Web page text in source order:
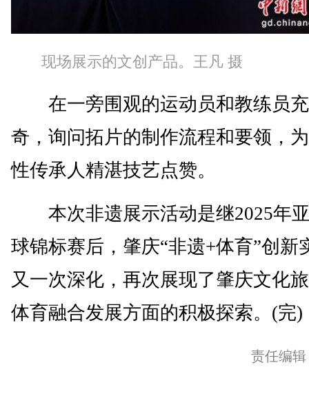
现场展示的文创产品。王凡 摄
在一旁围观的运动员和教练员
奇，询问拓片的制作流程和要领，
性传承人精湛技艺点赞。
本次非遗展示活动是继2025年
球锦标赛后，肇庆“非遗+体育”创新
又一次深化，再次展现了肇庆文化
体育融合发展方面的积极探索。(完)
责任编